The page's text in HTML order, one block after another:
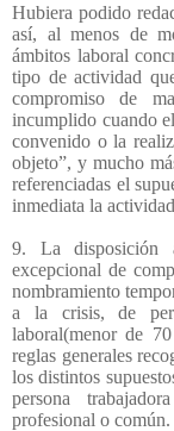
Hubiera podido
así, al menos de
ámbitos laboral
tipo de actividad
compromiso de
incumplido cuando
convenido o la
objeto”, y mucho
referenciadas el
inmediata la
9. La disposición
excepcional de
nombramiento
a la crisis, de
laboral(menor de
reglas generales
los distintos
persona
profesional o común.